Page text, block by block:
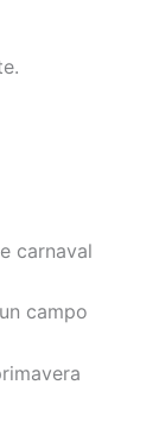
carnaval
campo